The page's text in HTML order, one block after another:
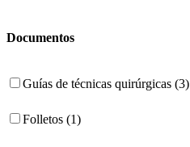
Documentos
Guías de técnicas quirúrgicas (3)
Folletos (1)